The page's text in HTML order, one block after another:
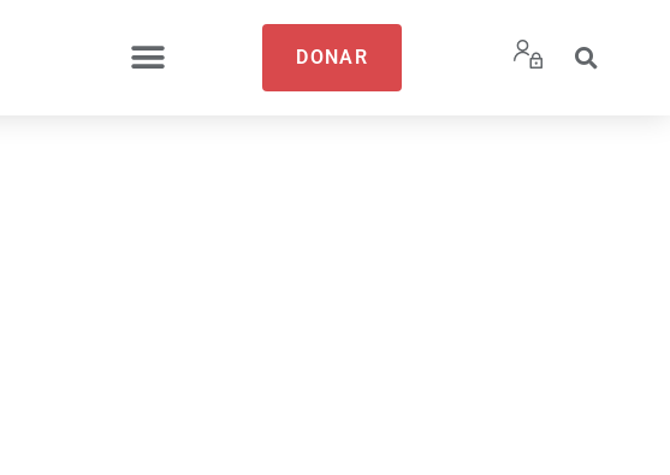
DONAR